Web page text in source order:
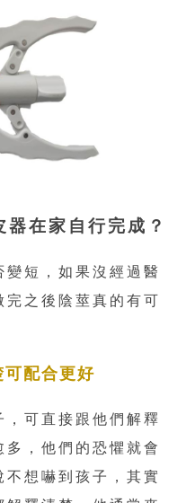
在家自行完成？
短，如果沒經過醫
之後陰莖真的有可
配合更好
可直接跟他們解釋
，他們的恐懼就會
想嚇到孩子，其實